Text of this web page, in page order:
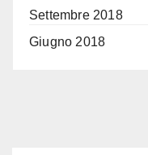
Settembre 2018
Giugno 2018